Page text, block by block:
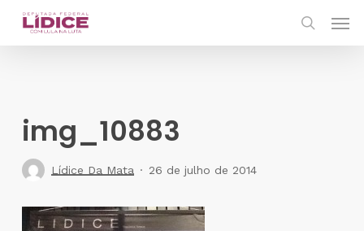
Skip
img_10883
Lídice Da Mata 26 de julho de 2014